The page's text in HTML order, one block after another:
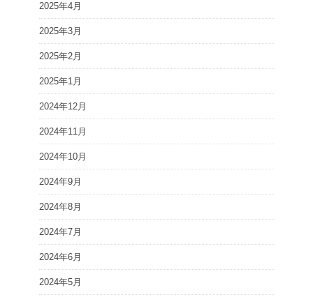
2025年4月
2025年3月
2025年2月
2025年1月
2024年12月
2024年11月
2024年10月
2024年9月
2024年8月
2024年7月
2024年6月
2024年5月